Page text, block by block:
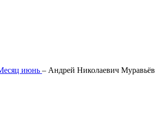
июнь – Андрей Николаевич Муравьёв